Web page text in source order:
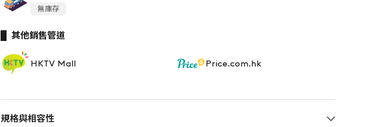
無庫存
其他銷售管道
HKTV Mall Price.com.hk
規格與相容性